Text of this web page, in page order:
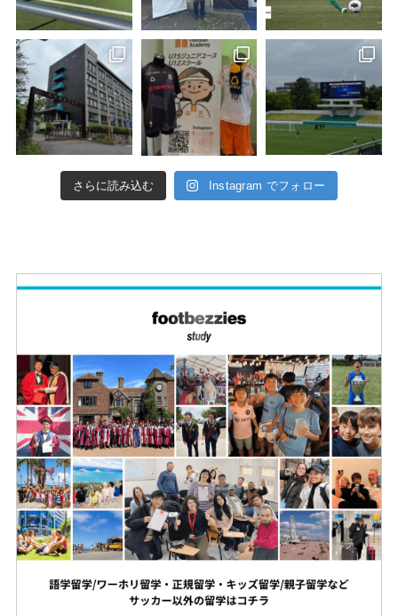
さらに読み込む Instagram でフォロー